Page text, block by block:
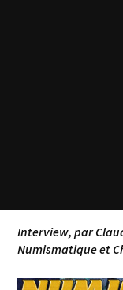
Interview, par
Numismatique et